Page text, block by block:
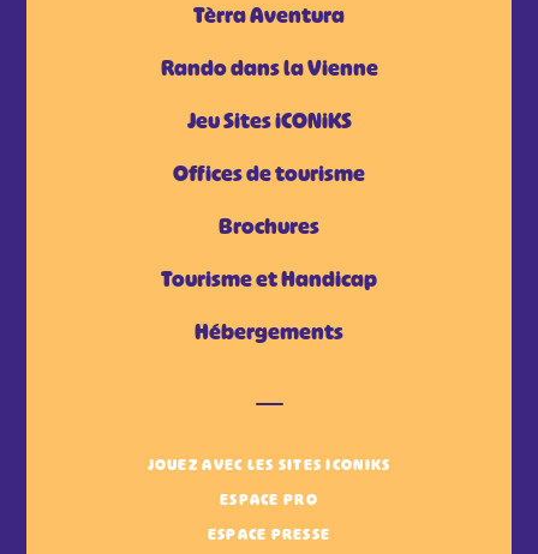
Tèrra Aventura
Rando dans la Vienne
Jeu Sites iCONiKS
Offices de tourisme
Brochures
Tourisme et Handicap
Hébergements
JOUEZ AVEC LES SITES ICONIKS
ESPACE PRO
ESPACE PRESSE